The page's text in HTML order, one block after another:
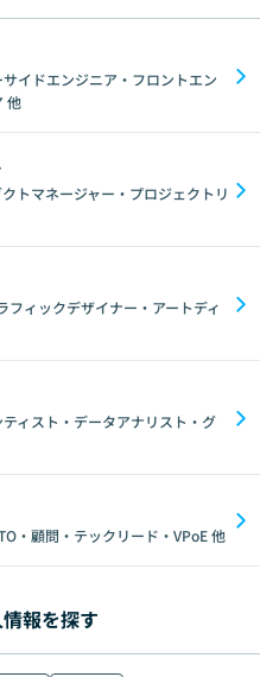
イドエンジニア・フロントエン
他
トマネージャー・プロジェクトリ
ィックデザイナー・アートディ
ィスト・データアナリスト・グ
・顧問・テックリード・VPoE他
報を探す